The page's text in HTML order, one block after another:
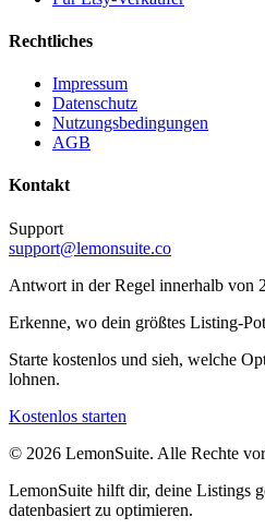
Rechtliches
Impressum
Datenschutz
Nutzungsbedingungen
AGB
Kontakt
Support
support@lemonsuite.co
Antwort in der Regel innerhalb von
Erkenne, wo dein größtes Listing-
Starte kostenlos und sieh, welche
lohnen.
Kostenlos starten
© 2026 LemonSuite. Alle Rechte
LemonSuite hilft dir, deine Listings
datenbasiert zu optimieren.